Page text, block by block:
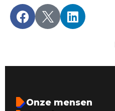
Onze mensen